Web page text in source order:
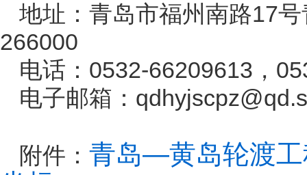
地址：青岛市福州南路
266000
电话：0532-66209613，
电子邮箱：
附件： 青岛—黄岛轮渡工